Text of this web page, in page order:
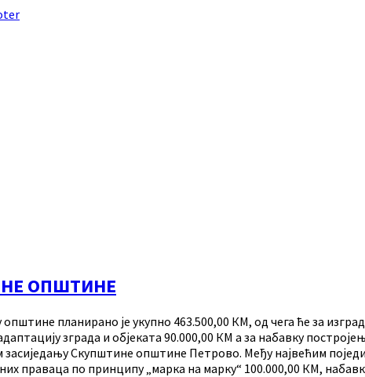
ОПШТИНЕ
планирано је укупно 463.500,00 КМ, од чега ће за
зграда и објеката 90.000,00 КМ а за набавку
засиједању Скупштине општине Петрово. Међу највећим
праваца по принципу „марка на марку“ 100.000,00 КМ,